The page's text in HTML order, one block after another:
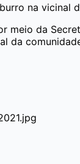
na vicinal
meio da
da